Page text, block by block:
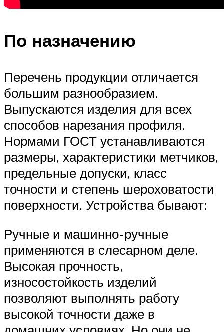
По назначению
Перечень продукции отличается
большим разнообразием.
Выпускаются изделия для всех
способов нарезания профиля.
Нормами ГОСТ устанавливаются
размеры, характеристики метчиков,
предельные допуски, класс
точности и степень шероховатости
поверхности. Устройства бывают:
Ручные и машинно-ручные
применяются в слесарном деле.
Высокая прочность,
износостойкость изделий
позволяют выполнять работу
высокой точности даже в